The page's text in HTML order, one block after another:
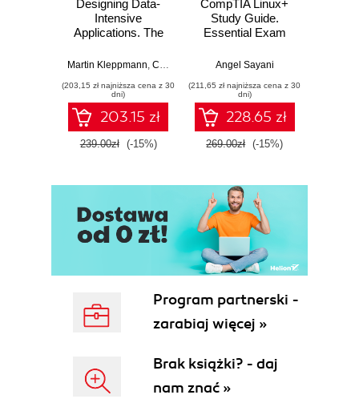
Task Action
Task Configuration
Tasks Are Objects
Methods of DefaultTask
dependsOn(task)
doFirst(closure)
doLast(closure)
onlyIf(closure)
path
logger
description
temporaryDir
Dynamic Properties
Task Types
JavaExec
Designing Data-
Intensive
Applications. The
Reliable, Scalable,
Systems. 2nd
Edition
Martin Kleppmann Chris Riccomini
(203,15 zł najniższa cena z 30
dni)
203.15 zł
239.00zł (-15%)
CompTIA Linux+
Study Guide.
Essential Exam
Angel Sayani
(211,65 zł najniższa cena z 30
dni)
228.65 zł
269.00zł (-15%)
Program partnerski -
zarabiaj więcej »
Brak książki? - daj
nam znać »